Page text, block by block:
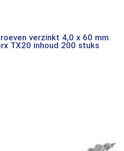
verzinkt 4,0 x 60 mm
TX20 inhoud 200 stuks